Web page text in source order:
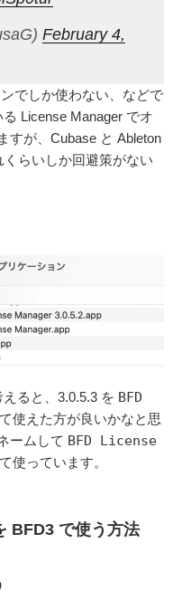
February 4,
でしか使わない、などで
License Manager でオ
すが、Cubase と Ableton
らいしか回避策がない
ると、3.0.5.3 を BFD
使えた方が良いかなと思
ームして BFD License
使っています。
BFD3 で使う方法